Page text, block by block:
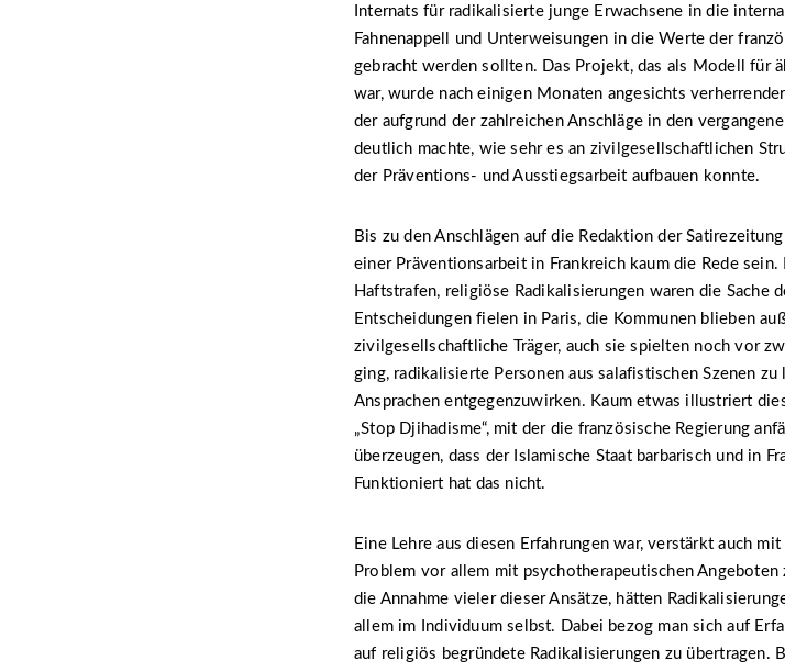
Internats für radikalisierte junge Erwachsene in die
Fahnenappell und Unterweisungen in die Werte der
gebracht werden sollten. Das Projekt, das als Modell für
war, wurde nach einigen Monaten angesichts
der aufgrund der zahlreichen Anschläge in den
deutlich machte, wie sehr es an zivilgesellschaftlichen
der Präventions- und Ausstiegsarbeit aufbauen konnte.
Bis zu den Anschlägen auf die Redaktion der
einer Präventionsarbeit in Frankreich kaum die Rede
Haftstrafen, religiöse Radikalisierungen waren die Sache
Entscheidungen fielen in Paris, die Kommunen blieben
zivilgesellschaftliche Träger, auch sie spielten noch vor
ging, radikalisierte Personen aus salafistischen Szenen
Ansprachen entgegenzuwirken. Kaum etwas illustriert
„Stop Djihadisme“, mit der die französische Regierung
überzeugen, dass der Islamische Staat barbarisch und in
Funktioniert hat das nicht.
Eine Lehre aus diesen Erfahrungen war, verstärkt auch
Problem vor allem mit psychotherapeutischen
die Annahme vieler dieser Ansätze, hätten
allem im Individuum selbst. Dabei bezog man sich auf
auf religiös begründete Radikalisierungen zu übertragen.